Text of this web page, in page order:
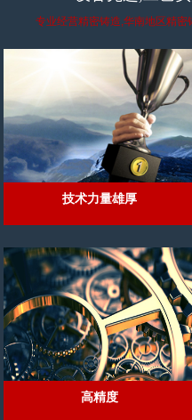
专业经营精密铸造,华南地区精密
技术力量雄厚
高精度